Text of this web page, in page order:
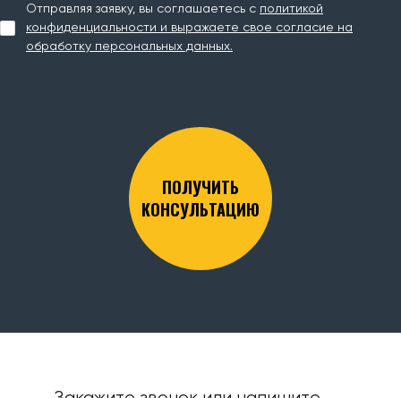
Отправляя заявку, вы соглашаетесь с политикой
конфиденциальности и выражаете свое согласие на
обработку персональных данных.
ПОЛУЧИТЬ
КОНСУЛЬТАЦИЮ